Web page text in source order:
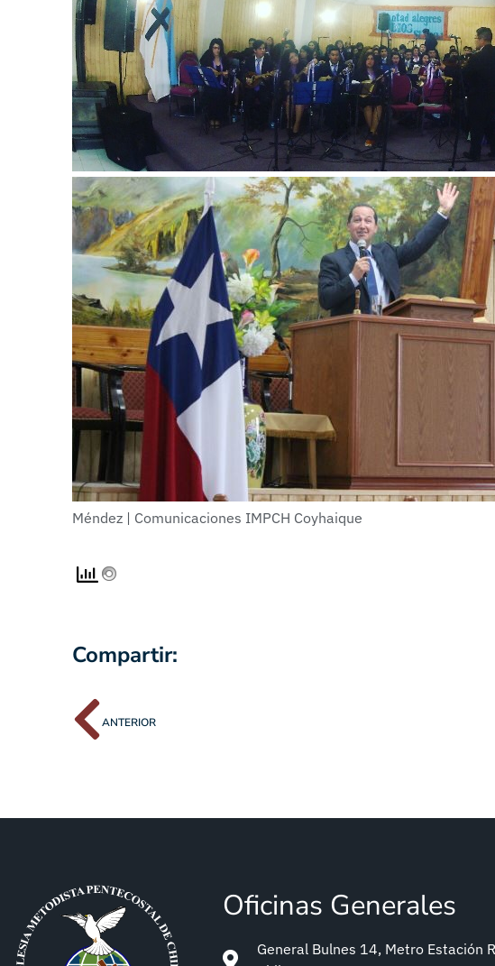
Méndez | Comunicaciones IMPCH Coyhaique
Compartir:
ANTERIOR
Oficinas Generales
General Bulnes 14, Metro Estación